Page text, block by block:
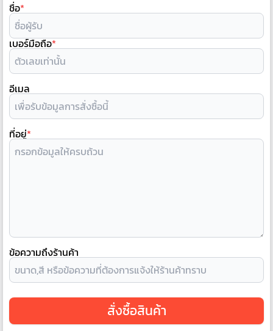
ชื่อ*
เบอร์มือถือ*
อีเมล
ที่อยู่*
ข้อความถึงร้านค้า
สั่งซื้อสินค้า